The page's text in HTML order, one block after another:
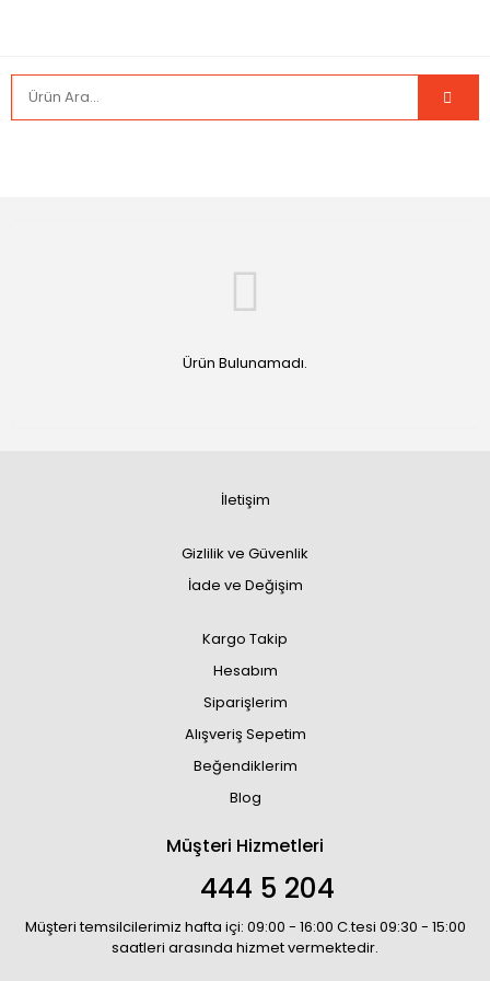
Ürün Bulunamadı.
İletişim
Gizlilik ve Güvenlik
İade ve Değişim
Kargo Takip
Hesabım
Siparişlerim
Alışveriş Sepetim
Beğendiklerim
Blog
Müşteri Hizmetleri
444 5 204
Müşteri temsilcilerimiz hafta içi: 09:00 - 16:00 C.tesi 09:30 - 15:00
saatleri arasında hizmet vermektedir.